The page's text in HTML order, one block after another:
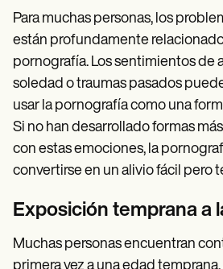
Para muchas personas, los
están profundamente
pornografía. Los sentimientos de
soledad o traumas pasados
usar la pornografía como una
Si no han desarrollado formas
con estas emociones, la
convertirse en un alivio fácil pero
Exposición temprana a
Muchas personas encuentran
primera vez a una edad